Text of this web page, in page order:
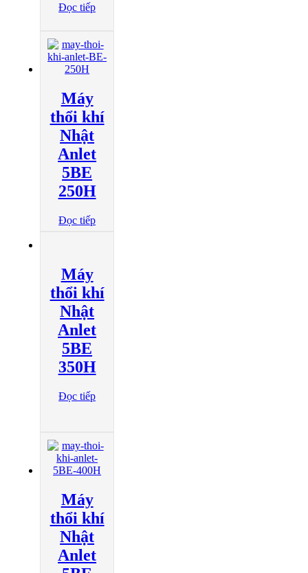
Đọc tiếp
Máy
thổi khí
Nhật
Anlet
5BE
250H
Đọc tiếp
Máy
thổi khí
Nhật
Anlet
5BE
350H
Đọc tiếp
Máy
thổi khí
Nhật
Anlet